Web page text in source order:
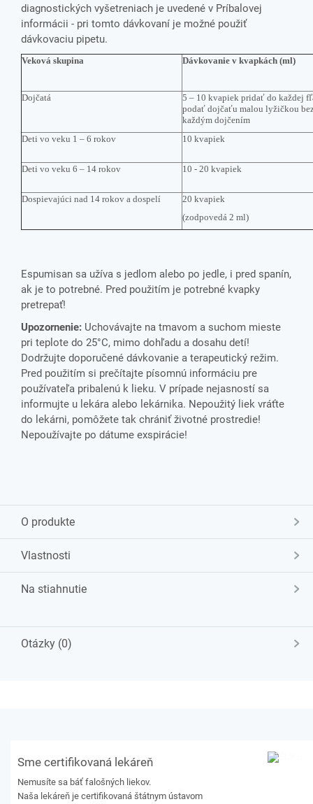
diagnostických vyšetreniach je uvedené v Príbalovej
informácii - pri tomto dávkovaní je možné použiť
dávkovaciu pipetu.
Veková skupina Dávkovanie v kvapkách (ml)
Dojčatá
5 – 10 kvapiek pridať do každej
podať dojčaťu malou lyžičkou
každým dojčením
Deti vo veku 1 – 6 rokov
10 kvapiek
Deti vo veku 6 – 14 rokov 10 - 20 kvapiek
Dospievajúci nad 14 rokov a dospelí
20 kvapiek
(zodpovedá 2 ml)
Espumisan sa užíva s jedlom alebo po jedle, i pred spanín,
ak je to potrebné. Pred použitím je potrebné kvapky
pretrepať!
Upozornenie: Uchovávajte na tmavom a suchom mieste
pri teplote do 25°C, mimo dohľadu a dosahu detí!
Dodržujte doporučené dávkovanie a terapeutický režim.
Pred použitím si prečítajte písomnú informáciu pre
používateľa pribalenú k lieku. V prípade nejasností sa
informujte u lekára alebo lekárnika. Nepoužitý liek vráťte
do lekárni, pomôžete tak chrániť životné prostredie!
Nepoužívajte po dátume exspirácie!
O produkte
Vlastnosti
Na stiahnutie
Otázky (0)
Sme certifikovaná lekáreň
Nemusíte sa báť falošných liekov.
Naša lekáreň je certifikovaná štátnym ústavom